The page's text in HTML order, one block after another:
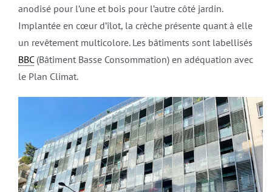
anodisé pour l’une et bois pour l’autre côté jardin.
Implantée en cœur d’îlot, la crèche présente quant à elle
un revêtement multicolore. Les bâtiments sont labellisés
BBC(Bâtiment Basse Consommation) en adéquation avec
le Plan Climat.